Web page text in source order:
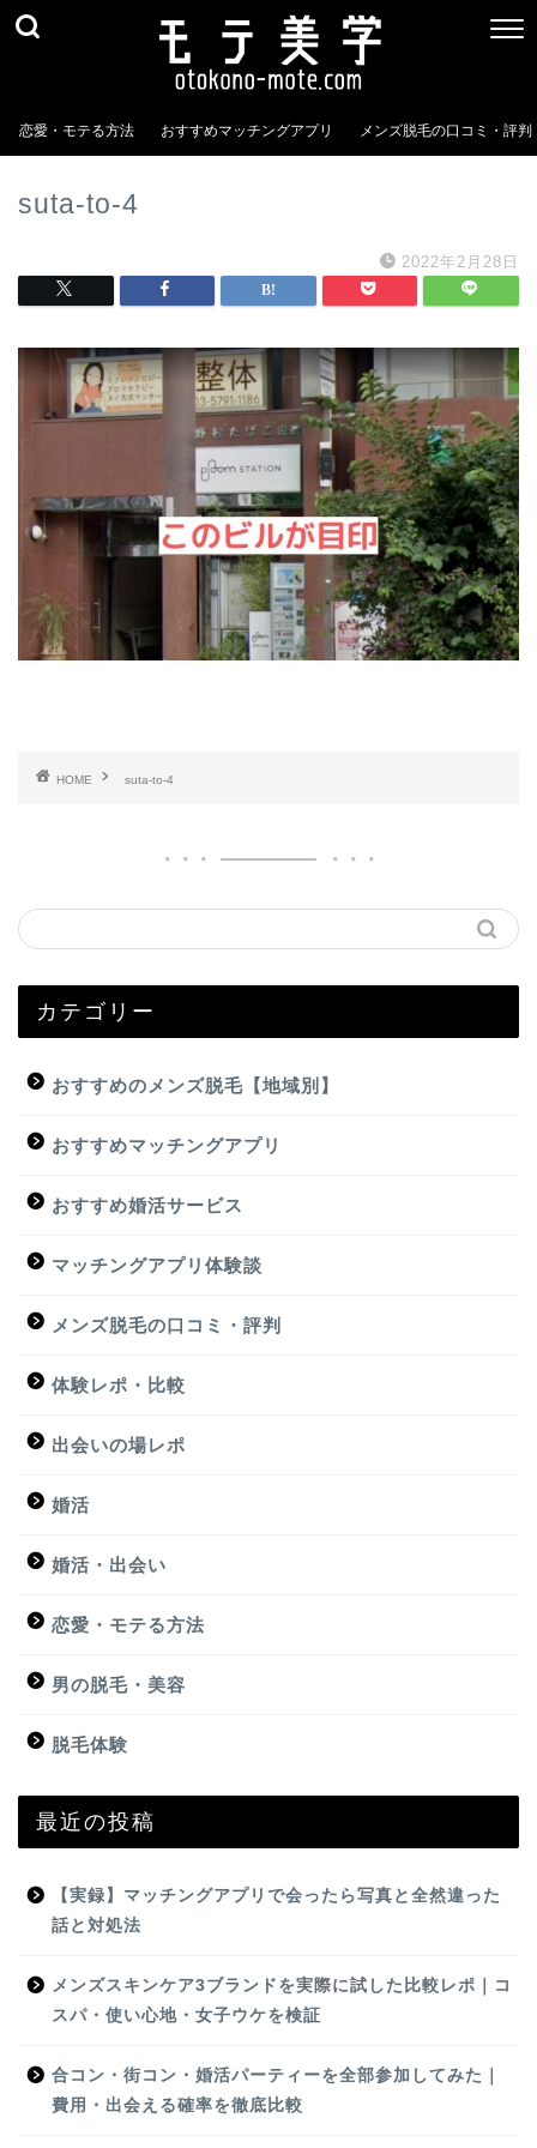
恋愛・モテる方法 おすすめマッチングアプリ メンズ脱毛の口コミ・評判
suta-to-4
2022年2月28日
HOME suta-to-4
カテゴリー
おすすめのメンズ脱毛【地域別】
おすすめマッチングアプリ
おすすめ婚活サービス
マッチングアプリ体験談
メンズ脱毛の口コミ・評判
体験レポ・比較
出会いの場レポ
婚活
婚活・出会い
恋愛・モテる方法
男の脱毛・美容
脱毛体験
最近の投稿
【実録】マッチングアプリで会ったら写真と全然違った
話と対処法
メンズスキンケア3ブランドを実際に試した比較レポ｜コ
スパ・使い心地・女子ウケを検証
合コン・街コン・婚活パーティーを全部参加してみた｜
費用・出会える確率を徹底比較